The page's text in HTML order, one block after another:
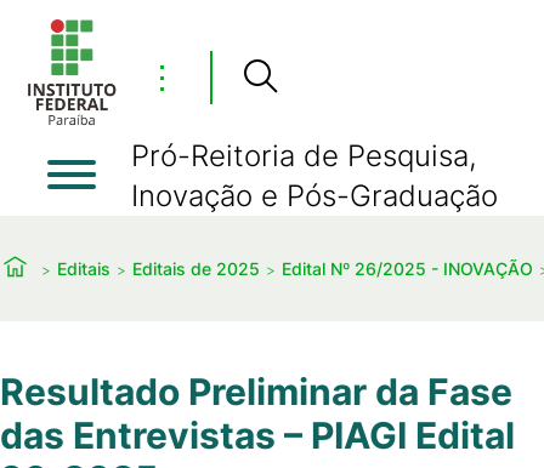
⋮
Pró-Reitoria de Pesquisa,
Inovação e Pós-Graduação
Editais Editais de 2025 Edital Nº 26/2025 - INOVAÇÃO
Resultado Preliminar da Fase
das Entrevistas – PIAGI Edital